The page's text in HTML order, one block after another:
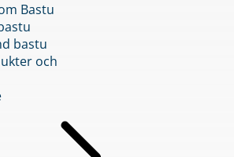
Bastu
bastu
och